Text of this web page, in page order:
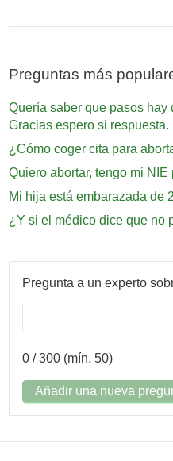
Preguntas más
Quería saber que pasos hay
Gracias espero si respuesta.
¿Cómo coger cita para
Quiero abortar, tengo mi
Mi hija está embarazada de
¿Y si el médico dice que no
Pregunta a un experto
0 / 300 (mín. 50)
Añadir una nueva